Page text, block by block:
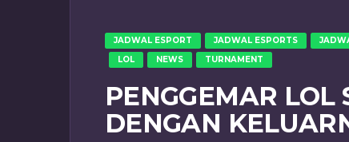
JADWAL ESPORT JADWAL ESPORTS
LOL
NEWS TURNAMENT
PENGGEMAR LOL
DENGAN